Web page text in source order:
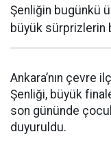
Şenliğin bugünkü
büyük sürprizlerin
Ankara’nın çevre
Şenliği, büyük
son gününde
duyuruldu.